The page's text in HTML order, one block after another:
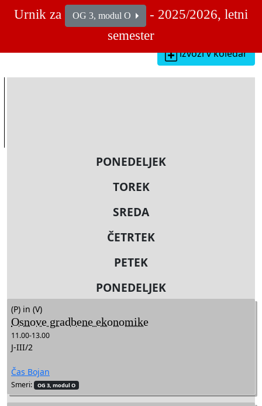
Urnik za OG 3, modul O
- 2025/2026, letni
semester
izvozi v koledar
PONEDELJEK
TOREK
SREDA
ČETRTEK
PETEK
PONEDELJEK
(P) in (V)
Osnove gradbene ekonomike
11.00-13.00
J-III/2
Čas Bojan
Smeri: OG 3, modul O